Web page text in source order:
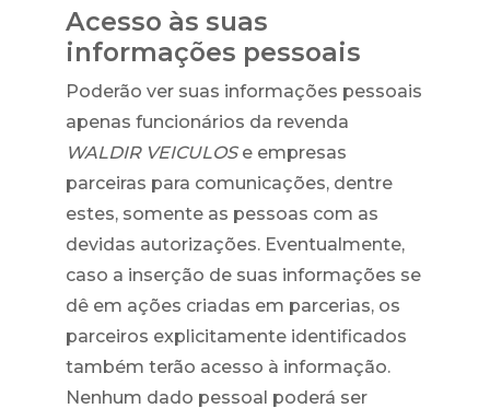
Acesso às suas
informações pessoais
Poderão ver suas informações pessoais
apenas funcionários da revenda
WALDIR VEICULOSe empresas
parceiras para comunicações, dentre
estes, somente as pessoas com as
devidas autorizações. Eventualmente,
caso a inserção de suas informações se
dê em ações criadas em parcerias, os
parceiros explicitamente identificados
também terão acesso à informação.
Nenhum dado pessoal poderá ser